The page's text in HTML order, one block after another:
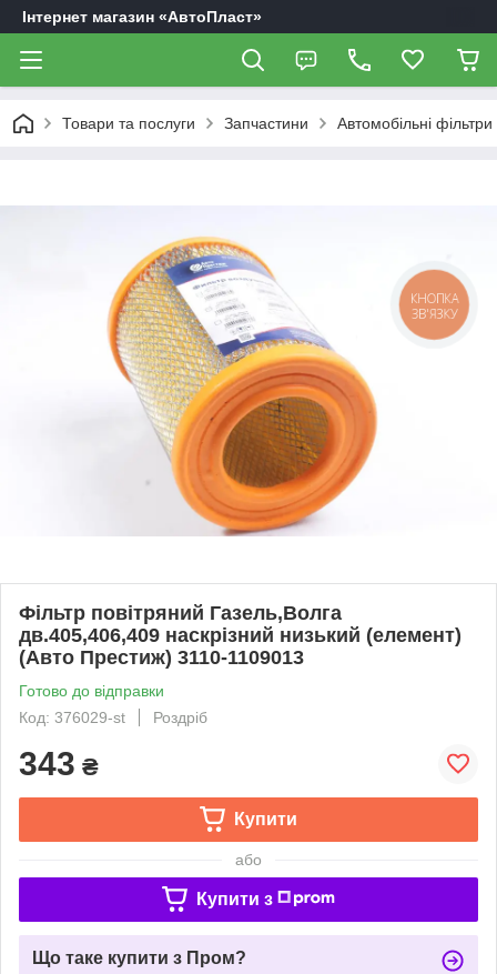
Інтернет магазин «АвтоПласт»
Товари та послуги Запчастини Автомобільні фільтри
Фiльтр повiтряний Газель,Волга
дв.405,406,409 наскрiзний низький (елемент)
(Авто Престиж) 3110-1109013
Готово до відправки
Код: 376029-st
Роздріб
343 ₴
Купити
або
Купити з
Що таке купити з Пром?
КНОПКА
ЗВ'ЯЗКУ